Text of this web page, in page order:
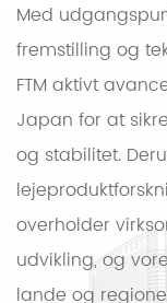
Med
fremstilling og
FTM aktivt
Japan for at
og stabilitet.
overholder
udvikling, og
lande og